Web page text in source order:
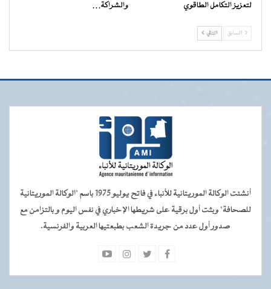
لتعزيز التكامل الطاقوي
والشراكة…
السابق التالي
أنشئت الوكالة الموريتانية للأنباء في فاتح يوليو 1975 باسم "الوكالة الموريتانية
للصحافة" وبثت أول برقية على شريطها الإخباري في نفس اليوم و بالتزامن مع
صدور أول عدد من جريدة الشعب بطبعتيها العربية والفرنسية.